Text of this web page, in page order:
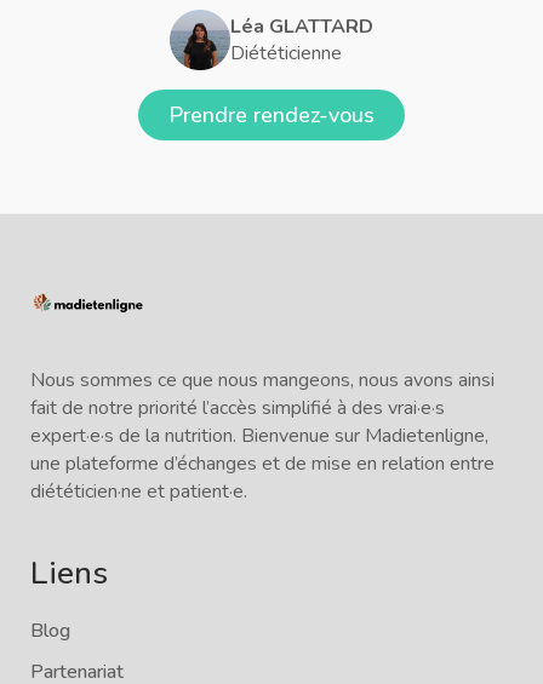
Léa GLATTARD
Diététicienne
Prendre rendez-vous
Nous sommes ce que nous mangeons, nous avons ainsi
fait de notre priorité l’accès simplifié à des vrai·e·s
expert·e·s de la nutrition. Bienvenue sur Madietenligne,
une plateforme d’échanges et de mise en relation entre
diététicien·ne et patient·e.
Liens
Blog
Partenariat